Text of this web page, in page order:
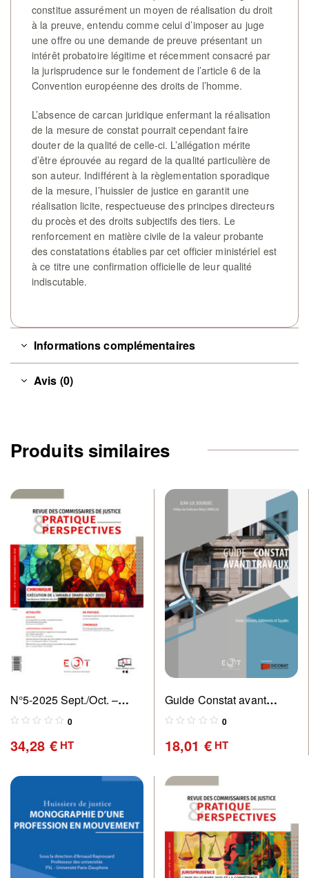
constitue assurément un moyen de réalisation du droit
à la preuve, entendu comme celui d’imposer au juge
une offre ou une demande de preuve présentant un
intérêt probatoire légitime et récemment consacré par
la jurisprudence sur le fondement de l’article 6 de la
Convention européenne des droits de l’homme.
L’absence de carcan juridique enfermant la réalisation
de la mesure de constat pourrait cependant faire
douter de la qualité de celle-ci. L’allégation mérite
d’être éprouvée au regard de la qualité particulière de
son auteur. Indifférent à la règlementation sporadique
de la mesure, l’huissier de justice en garantit une
réalisation licite, respectueuse des principes directeurs
du procès et des droits subjectifs des tiers. Le
renforcement en matière civile de la valeur probante
des constatations établies par cet officier ministériel est
à ce titre une confirmation officielle de leur qualité
indiscutable.
Informations complémentaires
Avis (0)
Produits similaires
N°5-2025 Sept./Oct. –
Revue des commissaires
perspectives
0
34,28 €HT
Guide Constat avant
travaux
0
18,01 €HT